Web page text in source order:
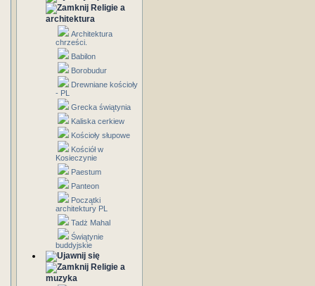
Religie a
architektura
Architektura
chrześci.
Babilon
Borobudur
Drewniane kościoły
- PL
Grecka świątynia
Kaliska cerkiew
Kościoły słupowe
Kościół w
Kosieczynie
Paestum
Panteon
Początki
architektury PL
Tadż Mahal
Świątynie
buddyjskie
Religie a
muzyka